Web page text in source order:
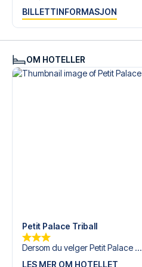
BILLETTINFORMASJON
OM HOTELLER
Petit Palace Triball
Dersom du velger Petit Palace ...
LES MER OM HOTELLET